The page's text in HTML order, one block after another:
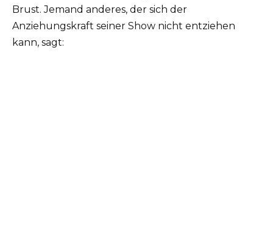
Brust. Jemand anderes, der sich der
Anziehungskraft seiner Show nicht entziehen
kann, sagt: